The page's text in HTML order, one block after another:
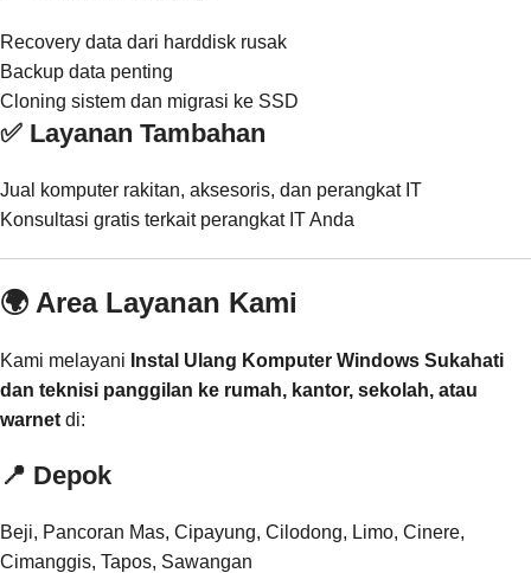
Recovery data dari harddisk rusak
Backup data penting
Cloning sistem dan migrasi ke SSD
✅ Layanan Tambahan
Jual komputer rakitan, aksesoris, dan perangkat IT
Konsultasi gratis terkait perangkat IT Anda
🌍 Area Layanan Kami
Kami melayani Instal Ulang Komputer Windows Sukahati
dan teknisi panggilan ke rumah, kantor, sekolah, atau
warnet di:
📍 Depok
Beji, Pancoran Mas, Cipayung, Cilodong, Limo, Cinere,
Cimanggis, Tapos, Sawangan